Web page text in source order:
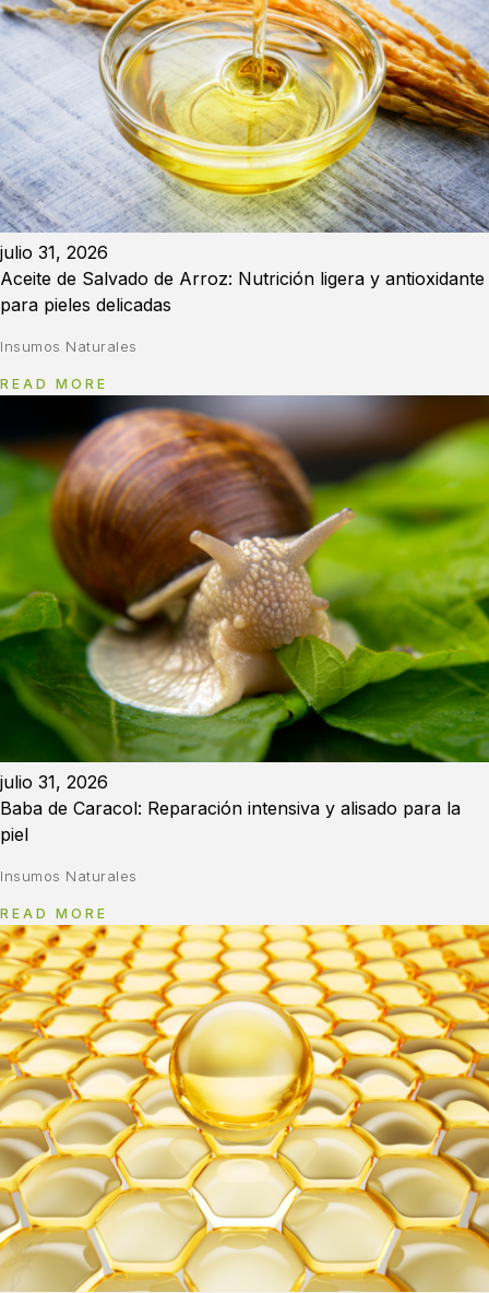
julio 31, 2026
Aceite de Salvado de Arroz: Nutrición ligera y antioxidante
para pieles delicadas
Insumos Naturales
READ MORE
julio 31, 2026
Baba de Caracol: Reparación intensiva y alisado para la
piel
Insumos Naturales
READ MORE